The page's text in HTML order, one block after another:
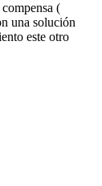
(
una solución
este otro